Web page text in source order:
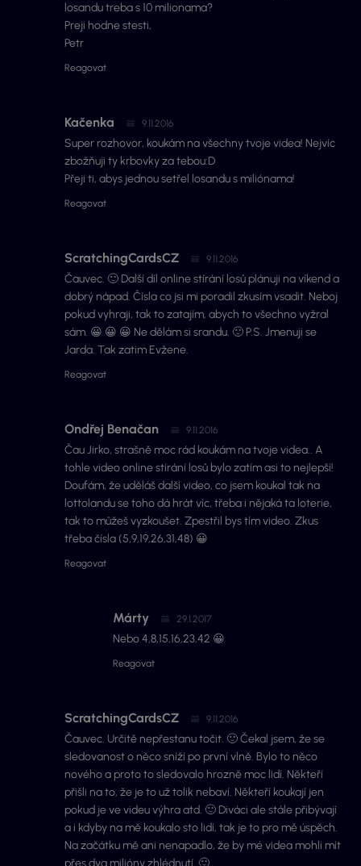
losandu treba s 10 milionama?
Preji hodne stesti,
Petr
Reagovat
Kačenka 9.11.2016
Super rozhovor, koukám na všechny tvoje videa! Nejvíc
zbožňuji ty krbovky za tebou:D
Přeji ti, abys jednou setřel losandu s miliónama!
Reagovat
ScratchingCardsCZ 9.11.2016
Čauvec. 🙂 Další díl online stírání losů plánuji na víkend a
dobrý nápad. Čísla co jsi mi poradil zkusím vsadit. Neboj
pokud vyhraji, tak to zatajím, abych to všechno vyžral
sám. 😀 😀 😀 Ne dělám si srandu. 🙂 P.S. Jmenuji se
Jarda. Tak zatim Evžene.
Reagovat
Ondřej Benačan 9.11.2016
Čau Jirko, strašně moc rád koukám na tvoje videa.. A
tohle video online stírání losů bylo zatím asi to nejlepší!
Doufám, že uděláš další video, co jsem koukal tak na
lottolandu se toho dá hrát víc, třeba i nějaká ta loterie,
tak to můžeš vyzkoušet. Zpestřil bys tím video. Zkus
třeba čísla (5,9,19,26,31,48) 😀
Reagovat
Márty 29.1.2017
Nebo 4,8,15,16,23,42 😀
Reagovat
ScratchingCardsCZ 9.11.2016
Čauvec. Určitě nepřestanu točit. 🙂 Čekal jsem, že se
sledovanost o něco sníží po první vlně. Bylo to něco
nového a proto to sledovalo hrozně moc lidí. Někteří
přišli na to, že je to už tolik nebaví. Někteří koukají jen
pokud je ve videu výhra atd. 🙂 Diváci ale stále přibývají
a i kdyby na mě koukalo sto lidí, tak je to pro mě úspěch.
Na začátku mě ani nenapadlo, že by mé videa mohli mít
přes dva milióny zhlédnutí. 🙂